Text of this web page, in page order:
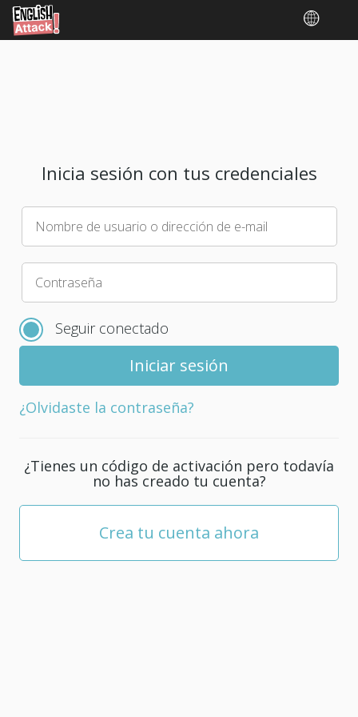
Inicia sesión con tus credenciales
Nombre de usuario o dirección de e-mail
Elige
contraseña
para
cuenta;
debe
menos
caracteres.
Contraseña
Seguir conectado
¿Olvidaste la contraseña?
¿Tienes un código de activación pero todavía
no has creado tu cuenta?
Crea tu cuenta ahora